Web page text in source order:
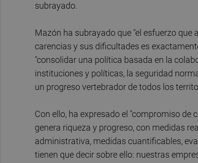
subrayado.
Mazón ha subrayado que "el esfuerzo
carencias y sus dificultades es
"consolidar una política basada en la
instituciones y políticas, la seguridad
un progreso vertebrador de todos los
Con ello, ha expresado el "compromiso
genera riqueza y progreso, con medidas
administrativa, medidas cuantificables,
tienen que decir sobre ello: nuestras